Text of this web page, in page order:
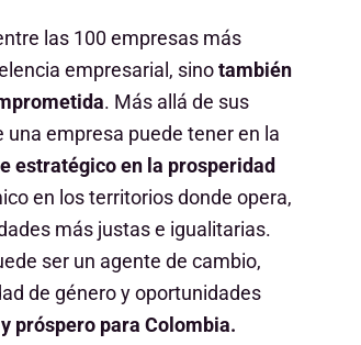
las 100 empresas más
empresarial, sinotambién
. Más allá de sus
empresa puede tener en la
estratégico en la prosperidad
en los territorios donde opera,
más justas e igualitarias.
ser un agente de cambio,
de género y oportunidades
próspero para Colombia.